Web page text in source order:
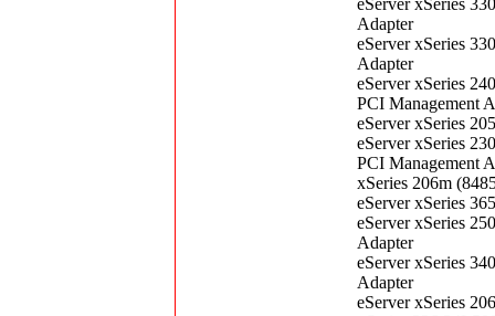
eServer xSeries
Adapter
eServer xSeries
Adapter
eServer xSeries
PCI Management
eServer xSeries
eServer xSeries
PCI Management
xSeries 206m
eServer xSeries
eServer xSeries
Adapter
eServer xSeries
Adapter
eServer xSeries